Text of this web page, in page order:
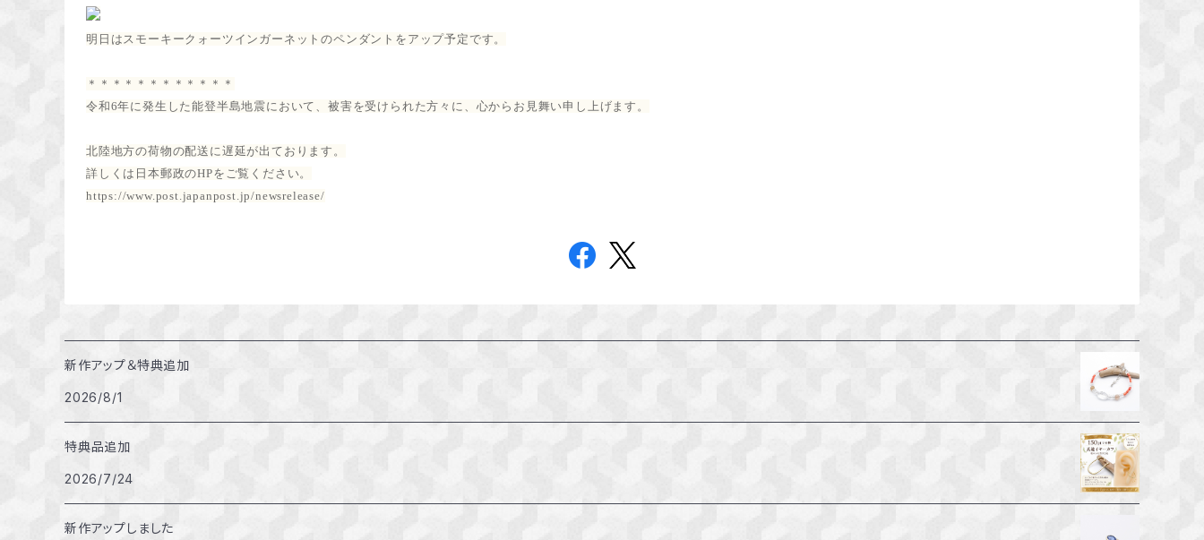
明日はスモーキークォーツインガーネットのペンダントをアップ予定です。
＊＊＊＊＊＊＊＊＊＊＊＊
令和6年に発生した能登半島地震において、被害を受けられた方々に、心からお見舞い申し上げます。
北陸地方の荷物の配送に遅延が出ております。
詳しくは日本郵政のHPをご覧ください。
https://www.post.japanpost.jp/newsrelease/
新作アップ＆特典追加
2026/8/1
特典品追加
2026/7/24
新作アップしました